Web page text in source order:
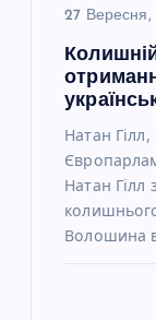
27 Вересня,
Натан
Натан Гілл
Волошина